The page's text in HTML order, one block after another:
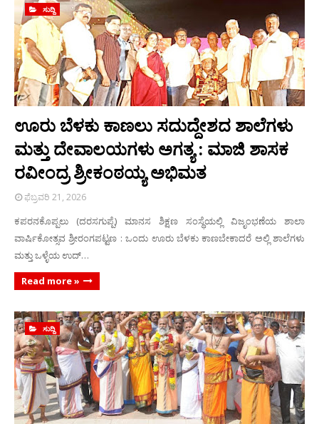
ಸುದ್ದಿ
ಊರು ಬೆಳಕು ಕಾಣಲು ಸದುದ್ದೇಶದ ಶಾಲೆಗಳು
ಮತ್ತು ದೇವಾಲಯಗಳು ಅಗತ್ಯ : ಮಾಜಿ ಶಾಸಕ
ರವೀಂದ್ರ ಶ್ರೀಕಂಠಯ್ಯ ಅಭಿಮತ
ಫೆಬ್ರವರಿ 21, 2026
ಕಪರನಕೊಪ್ಪಲು (ದರಸಗುಪ್ಪೆ) ಮಾನಸ ಶಿಕ್ಷಣ ಸಂಸ್ಥೆಯಲ್ಲಿ ವಿಜೃಂಭಣೆಯ ಶಾಲಾ
ವಾರ್ಷಿಕೋತ್ಸವ ಶ್ರೀರಂಗಪಟ್ಟಣ : ಒಂದು ಊರು ಬೆಳಕು ಕಾಣಬೇಕಾದರೆ ಅಲ್ಲಿ ಶಾಲೆಗಳು
ಮತ್ತು ಒಳ್ಳೆಯ ಉದ್…
Read more »
ಸುದ್ದಿ